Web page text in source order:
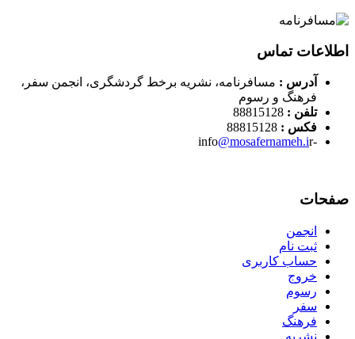
اطلاعات تماس
آدرس : مسافرنامه، نشریه برخط گردشگری، انجمن سفر،
فرهنگ و رسوم
تلفن :
فکس :
-info
@mosafernameh.ir
صفحات
انجمن
ثبت نام
حساب کاربری
خروج
رسوم
سفر
فرهنگ
نشریه